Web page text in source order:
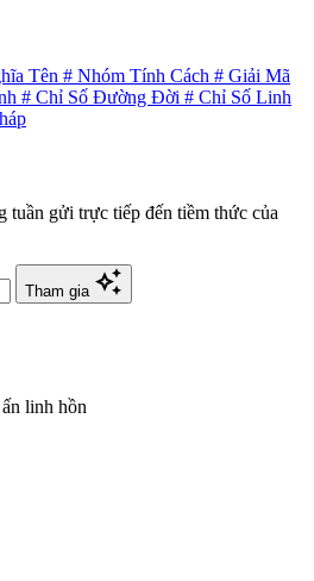
Tên # Nhóm Tính Cách # Giải Mã
# Chỉ Số Đường Đời # Chỉ Số Linh
tuần gửi trực tiếp đến tiềm thức của
Tham gia auto_awesome
linh hồn